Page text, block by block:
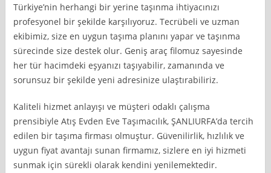
Türkiye’nin herhangi bir yerine taşınma ihtiyacınızı
profesyonel bir şekilde karşılıyoruz. Tecrübeli ve uzman
ekibimiz, size en uygun taşıma planını yapar ve taşınma
sürecinde size destek olur. Geniş araç filomuz sayesinde
her tür hacimdeki eşyanızı taşıyabilir, zamanında ve
sorunsuz bir şekilde yeni adresinize ulaştırabiliriz.
Kaliteli hizmet anlayışı ve müşteri odaklı çalışma
prensibiyle Atış Evden Eve Taşımacılık, ŞANLIURFA’da tercih
edilen bir taşıma firması olmuştur. Güvenilirlik, hızlılık ve
uygun fiyat avantajı sunan firmamız, sizlere en iyi hizmeti
sunmak için sürekli olarak kendini yenilemektedir.